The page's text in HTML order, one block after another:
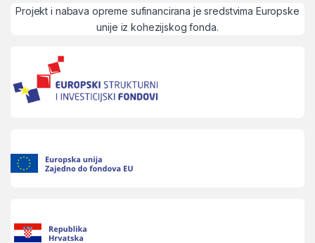
Projekt i nabava opreme sufinancirana je sredstvima Europske
unije iz kohezijskog fonda.